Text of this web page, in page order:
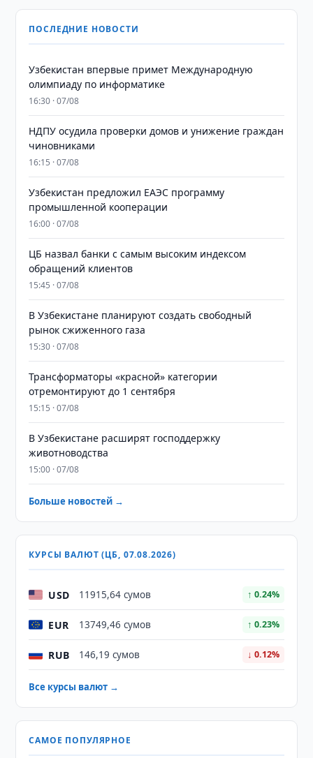
ПОСЛЕДНИЕ НОВОСТИ
Узбекистан впервые примет Международную
олимпиаду по информатике
16:30 · 07/08
НДПУ осудила проверки домов и унижение граждан
чиновниками
16:15 · 07/08
Узбекистан предложил ЕАЭС программу
промышленной кооперации
16:00 · 07/08
ЦБ назвал банки с самым высоким индексом
обращений клиентов
15:45 · 07/08
В Узбекистане планируют создать свободный
рынок сжиженного газа
15:30 · 07/08
Трансформаторы «красной» категории
отремонтируют до 1 сентября
15:15 · 07/08
В Узбекистане расширят господдержку
животноводства
15:00 · 07/08
Больше новостей →
КУРСЫ ВАЛЮТ (ЦБ, 07.08.2026)
USD 11915,64 сумов ↑ 0.24%
EUR 13749,46 сумов ↑ 0.23%
RUB 146,19 сумов ↓ 0.12%
Все курсы валют →
САМОЕ ПОПУЛЯРНОЕ